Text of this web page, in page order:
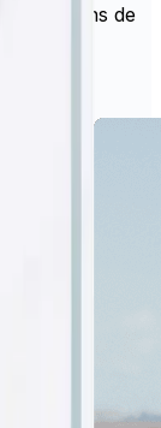
de
et à